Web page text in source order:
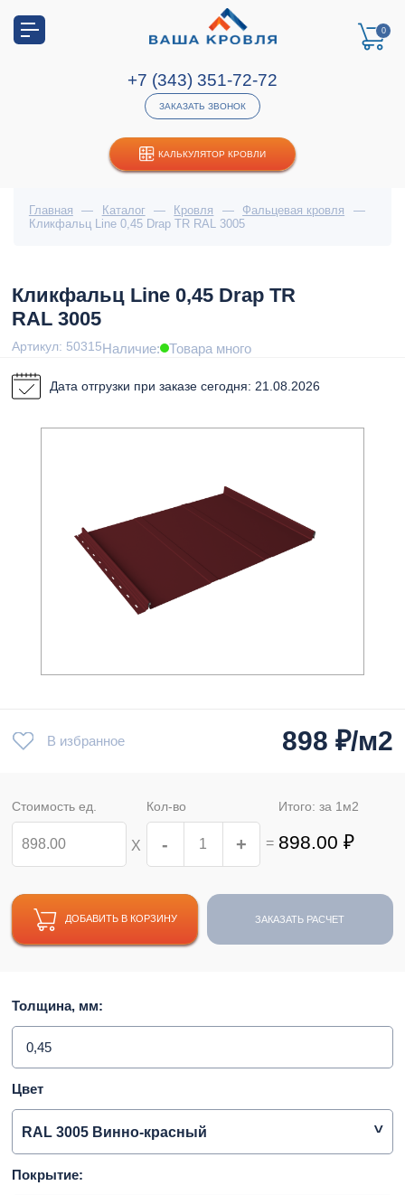
КАЛЬКУЛЯТОР КРОВЛИ
0
+7 (343) 351-72-72
ЗАКАЗАТЬ ЗВОНОК
Главная — Каталог — Кровля — Фальцевая кровля
—
Кликфальц Line 0,45 Drap TR RAL 3005
Кликфальц Line 0,45 Drap TR
RAL 3005
Артикул: 50315Наличие: Товара много
Дата отгрузки при заказе сегодня: 21.08.2026
В избранное 898 ₽/м2
Стоимость ед.
Х
Кол-во
- + =
Итого: за 1 м2
898.00 ₽
ДОБАВИТЬ В КОРЗИНУ ЗАКАЗАТЬ РАСЧЕТ
Толщина, мм:
0,45
Цвет
RAL 3005 Винно-красный
Покрытие: